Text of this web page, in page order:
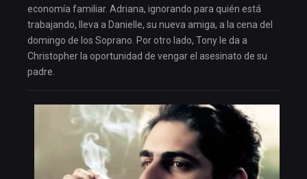
economía familiar. Adriana, ignorando para quién está
trabajando, lleva a Danielle, su nueva amiga, a la cena del
domingo de los Soprano. Por otro lado, Tony le da a
Christopher la oportunidad de vengar el asesinato de su
padre.